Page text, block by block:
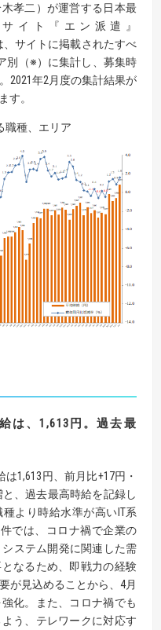
孝二）が運営する日本最
イト『エン派遣』
、サイトに掲載されたすべ
別（※）に集計し、募集時
2021年2月度の集計結果が
す。
職種、エリア
は、1,613 円 。過去最
1,613円、前月比+17円・
と、過去最高時給を記録し
より時給水準が高いIT系
では、コロナ禍で企業の
ステム開発に関連した需
なるため、即戦力の経験
が見込めることから、4月
化。また、コロナ禍でも
う、テレワークに対応す